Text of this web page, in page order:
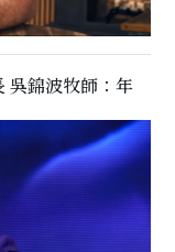
吳錦波牧師：年